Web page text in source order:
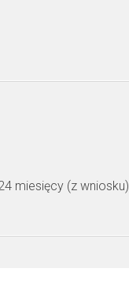
miesięcy (z wniosku)